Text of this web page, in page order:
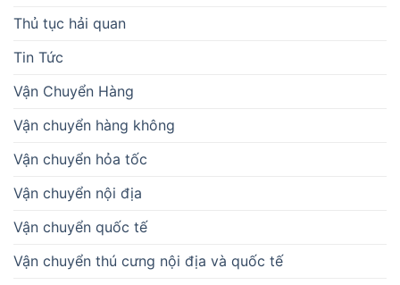
Thủ tục hải quan
Tin Tức
Vận Chuyển Hàng
Vận chuyển hàng không
Vận chuyển hỏa tốc
Vận chuyển nội địa
Vận chuyển quốc tế
Vận chuyển thú cưng nội địa và quốc tế